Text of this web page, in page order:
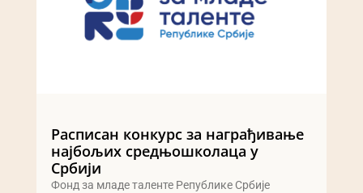
Расписан конкурс за награђивање
најбољих средњошколаца у
Србији
Фонд за младе таленте Републике Србије